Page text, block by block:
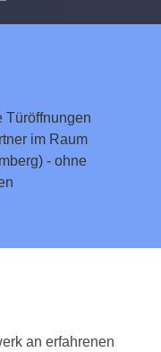
Türöffnungen
im Raum
- ohne
an erfahrenen